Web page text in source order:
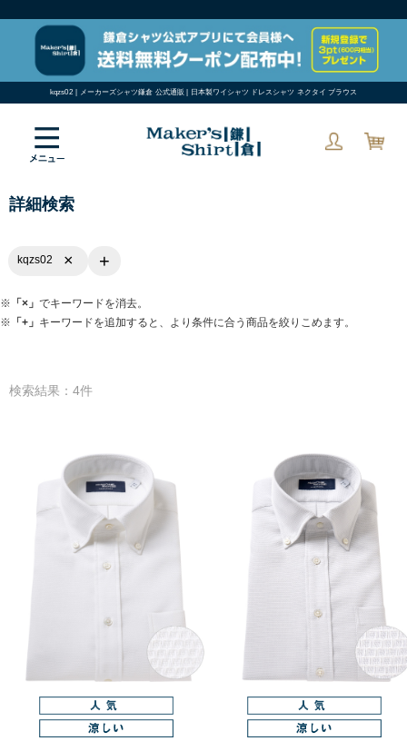
kqzs02 | メーカーズシャツ鎌倉 公式通販 | 日本製ワイシャツ ドレスシャツ ネクタイ ブラウス
詳細検索
kqzs02 × +
※ 「×」 でキーワードを消去。
※ 「+」 キーワードを追加すると、より条件に合う商品を絞りこめます。
検索結果：4件